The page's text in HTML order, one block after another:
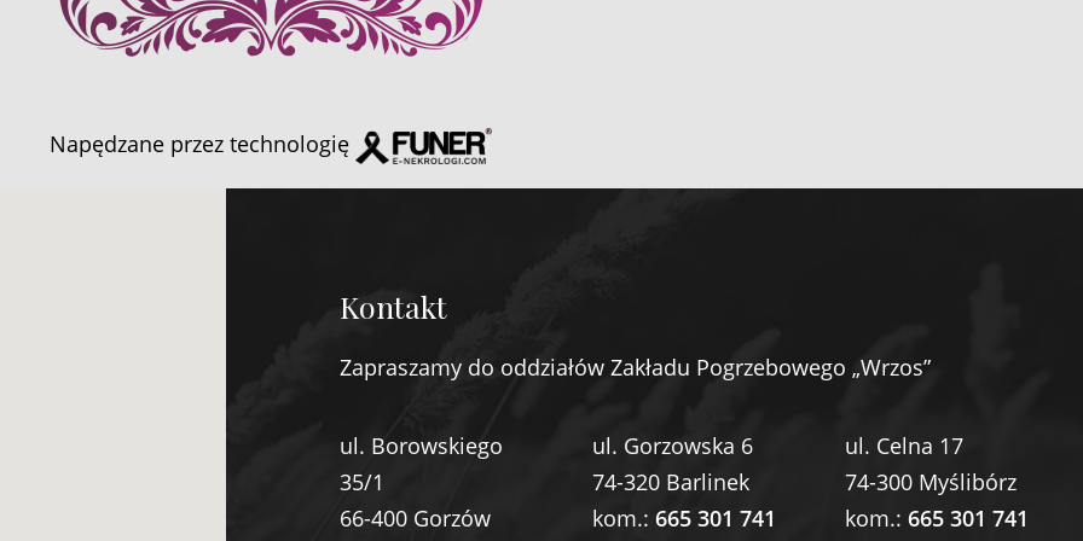
Napędzane przez technologię
Kontakt
Zapraszamy do oddziałów Zakładu Pogrzebowego „Wrzos”
ul. Borowskiego
35/1
66-400 Gorzów
ul. Gorzowska 6
74-320 Barlinek
kom.:665 301 741
ul. Celna 17
74-300 Myślibórz
kom.:665 301 741